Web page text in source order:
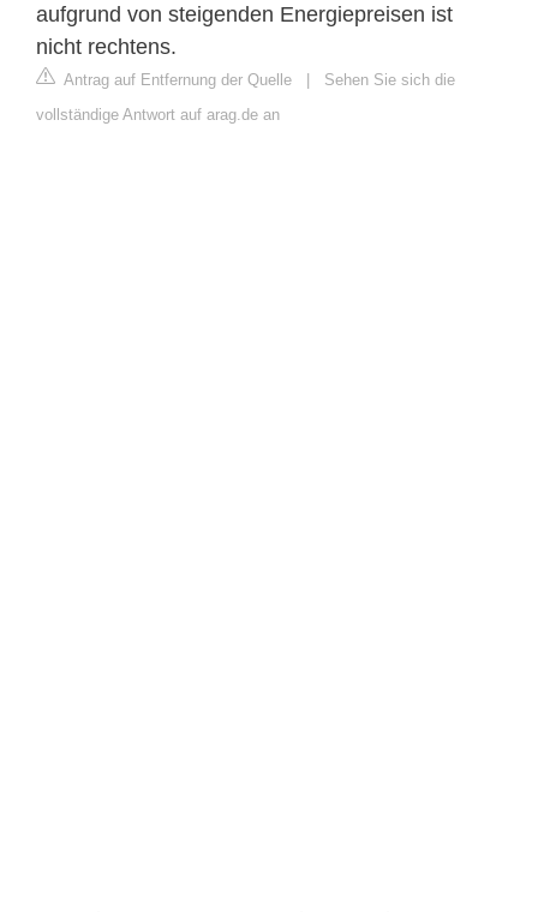
aufgrund von steigenden Energiepreisen ist
nicht rechtens.
Antrag auf Entfernung der Quelle | Sehen Sie sich die
vollständige Antwort auf arag.de an